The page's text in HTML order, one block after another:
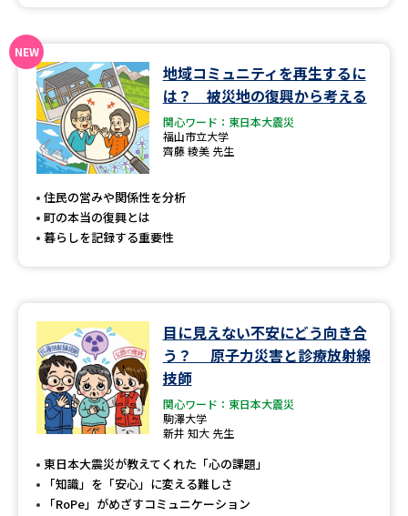
データサイエンス特集
デジタルパンフレット
新学年スタート号特集ページ
（高3生用）
新学年スタート号特集ページ
SELFBRAND特集ページ
来場型・Web型イベント特集 夢ナビライブ
受験準備
志望校・出願校を調べる
地域コミュニティを再生するに
は？ 被災地の復興から考える
関心ワード：東日本大震災
福山市立大学
齊藤 綾美 先生
住民の営みや関係性を分析
町の本当の復興とは
暮らしを記録する重要性
目に見えない不安にどう向き合
う？ 原子力災害と診療放射線
技師
関心ワード：東日本大震災
駒澤大学
新井 知大 先生
東日本大震災が教えてくれた「心の課題」
「知識」を「安心」に変える難しさ
「RoPe」がめざすコミュニケーション